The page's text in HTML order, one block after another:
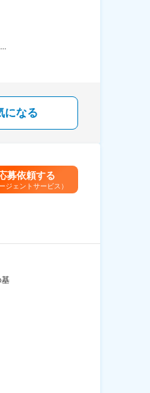
になる
募依頼する
ージェントサービス）